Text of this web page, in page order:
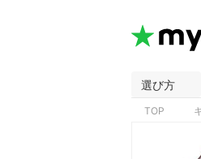
選び方
TOP